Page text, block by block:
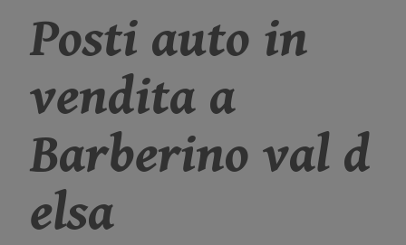
Posti auto in
vendita a
Barberino val d
elsa